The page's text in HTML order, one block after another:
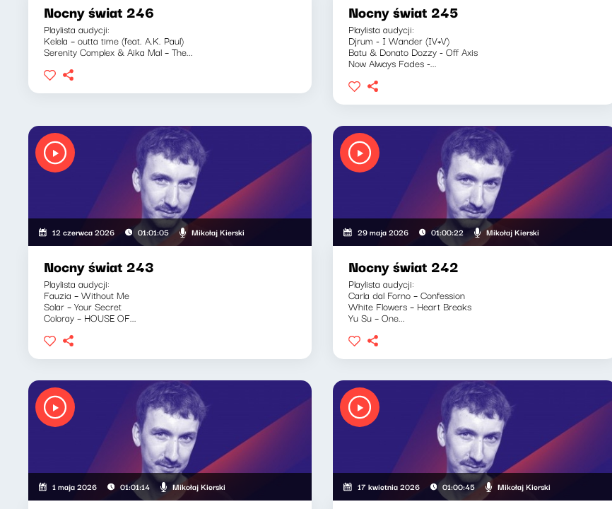
Nocny świat 246
Playlista audycji:
Kelela – outta time (feat. A.K. Paul)
Serenity Complex & Aika Mal – The...
Nocny świat 245
Playlista audycji:
Djrum - I Wander (IV+V)
Batu & Donato Dozzy - Off Axis
Now Always Fades -...
12 czerwca 2026 01:01:05 Mikołaj Kierski
Nocny świat 243
Playlista audycji:
Fauzia – Without Me
Solar – Your Secret
Coloray – HOUSE OF...
29 maja 2026 01:00:22 Mikołaj Kierski
Nocny świat 242
Playlista audycji:
Carla dal Forno – Confession
White Flowers – Heart Breaks
Yu Su – One...
1 maja 2026 01:01:14 Mikołaj Kierski 17 kwietnia 2026 01:00:45 Mikołaj Kierski